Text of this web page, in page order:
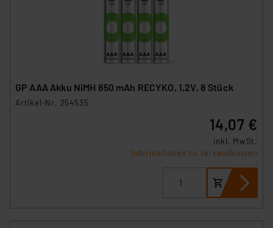
GP AAA Akku NiMH 850 mAh RECYKO, 1,2V, 8 Stück
Artikel-Nr. 254535
14,07 €
inkl. MwSt.
Informationen zu Versandkosten